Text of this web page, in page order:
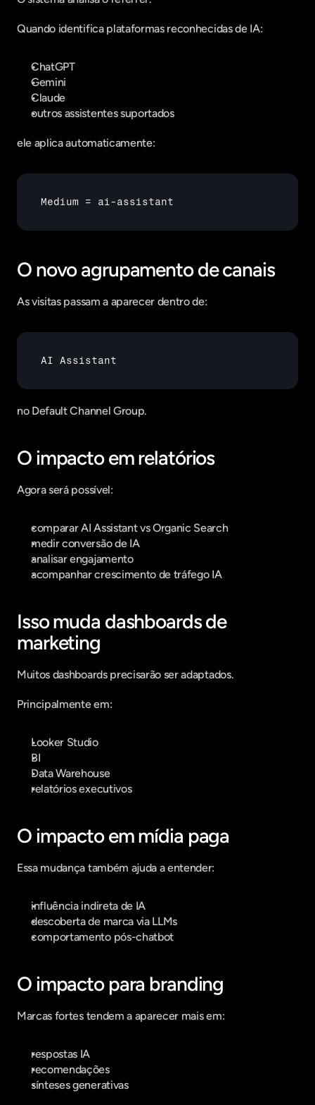
Quando identifica plataformas reconhecidas de IA:
ChatGPT
Gemini
Claude
outros assistentes suportados
ele aplica automaticamente:
Medium = ai-assistant
O novo agrupamento de canais
As visitas passam a aparecer dentro de:
AI Assistant
no Default Channel Group.
O impacto em relatórios
Agora será possível:
comparar AI Assistant vs Organic Search
medir conversão de IA
analisar engajamento
acompanhar crescimento de tráfego IA
Isso muda dashboards de
marketing
Muitos dashboards precisarão ser adaptados.
Principalmente em:
Looker Studio
BI
Data Warehouse
relatórios executivos
O impacto em mídia paga
Essa mudança também ajuda a entender:
influência indireta de IA
descoberta de marca via LLMs
comportamento pós-chatbot
O impacto para branding
Marcas fortes tendem a aparecer mais em:
respostas IA
recomendações
sínteses generativas